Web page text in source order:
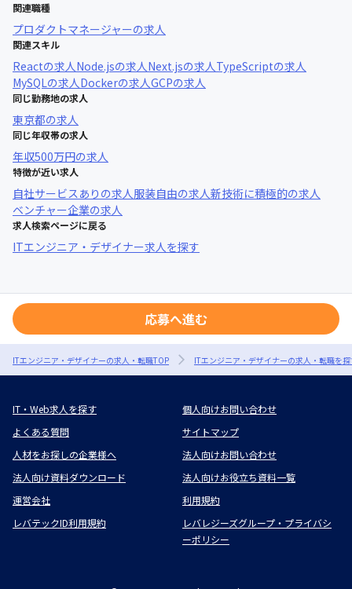
関連職種
プロダクトマネージャーの求人
関連スキル
Reactの求人Node.jsの求人Next.jsの求人TypeScriptの求人
MySQLの求人Dockerの求人GCPの求人
同じ勤務地の求人
東京都の求人
同じ年収帯の求人
年収500万円の求人
特徴が近い求人
自社サービスあり の求人服装自由の求人新技術に積極的の求人
ベンチャー企業の求人
求人検索ページに戻る
ITエンジニア・デザイナー求人を探す
応募へ進む
ITエンジニア・デザイナーの求人・転職TOP ITエンジニア・デザイナーの求人・転職を
IT・Web求人を探す
個人向けお問い合わせ
よくある質問
サイトマップ
人材をお探しの企業様へ
法人向けお問い合わせ
法人向け資料ダウンロード
法人向けお役立ち資料一覧
運営会社
利用規約
レバテックID利用規約
レバレジーズグループ・プライバシ
ーポリシー